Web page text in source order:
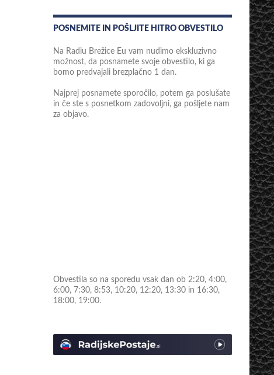
POSNEMITE IN POŠLJITE HITRO OBVESTILO
Na Radiu Brežice Eu vam nudimo ekskluzivno
možnost, da posnamete svoje obvestilo, ki ga
bomo predvajali brezplačno 1 dan.
Najprej posnamete sporočilo, potem ga poslušate
in če ste s posnetkom zadovoljni, ga pošljete nam
za objavo.
Obvestila so na sporedu vsak dan ob 2:20, 4:00,
6:00, 7:30, 8:53, 10:20, 12:20, 13:30 in 16:30,
18:00, 19:00.